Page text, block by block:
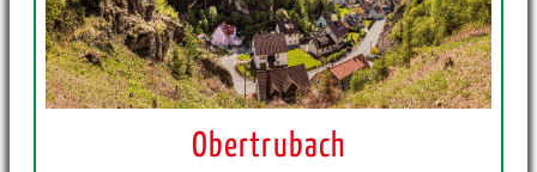
Obertrubach